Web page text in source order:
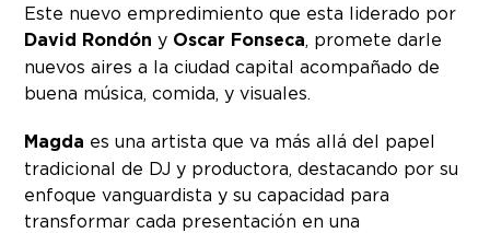
Este nuevo empredimiento que esta liderado por
David Rondóny Oscar Fonseca, promete darle
nuevos aires a la ciudad capital acompañado de
buena música, comida, y visuales.
Magda es una artista que va más allá del papel
tradicional de DJ y productora, destacando por su
enfoque vanguardista y su capacidad para
transformar cada presentación en una